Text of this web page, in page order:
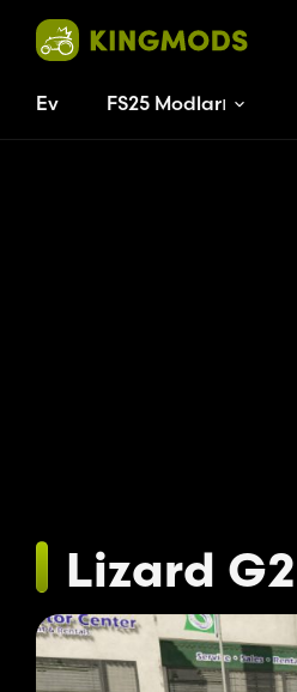
Ev FS25 Modları
Lizard G2